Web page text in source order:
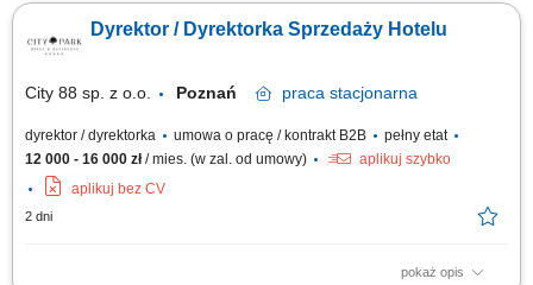
instytucjonalnymi oraz partnerami biznesowymi. Realizacja strategii
sprzedażowej i zwiększanie wartości aktywów powierzonych produktów.
Dyrektor / Dyrektorka Sprzedaży Hotelu
City 88 sp. z o.o. Poznań praca stacjonarna
dyrektor / dyrektorka umowa o pracę / kontrakt B2B
pełny etat
12 000 - 16 000 zł/ mies. (w zal. od umowy)
aplikuj szybko
aplikuj bez CV
2 dni
pokaż opis